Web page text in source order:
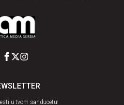
u tvom sanducetu!